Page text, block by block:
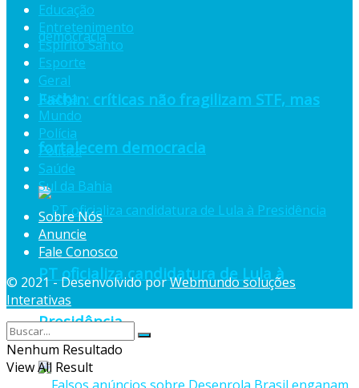
Fachin: críticas não fragilizam STF, mas
fortalecem democracia
PT oficializa candidatura de Lula à
Presidência
Educação
Entretenimento
Espiríto Santo
Esporte
Geral
Justiça
Mundo
Polícia
Política
Saúde
Sul da Bahia
Sobre Nós
Anuncie
Fale Conosco
© 2021 - Desenvolvido porWebmundo soluções
Interativas
Nenhum Resultado
View All Result